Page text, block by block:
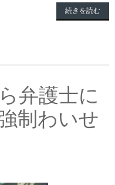
続きを読む
弁護士に
制わいせ